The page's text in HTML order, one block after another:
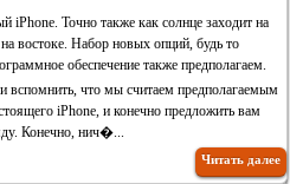
iPhone. Точно также как солнце заходит на
востоке. Набор новых опций, будь то
обеспечение также предполагаем.
вспомнить, что мы считаем предполагаемым
iPhone, и конечно предложить вам
Конечно, нич�...
Читать далее